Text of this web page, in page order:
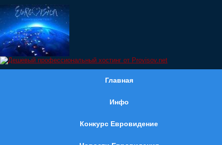
Главная
Инфо
Конкурс Евровидение